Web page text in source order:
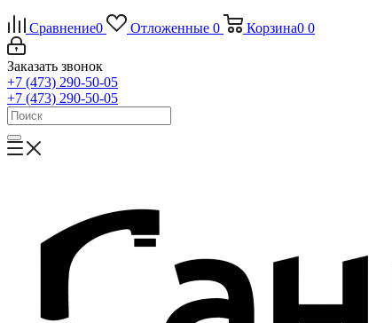
Сравнение0 Отложенные 0 Корзина0 0
Заказать звонок
+7 (473) 290-50-05
+7 (473) 290-50-05